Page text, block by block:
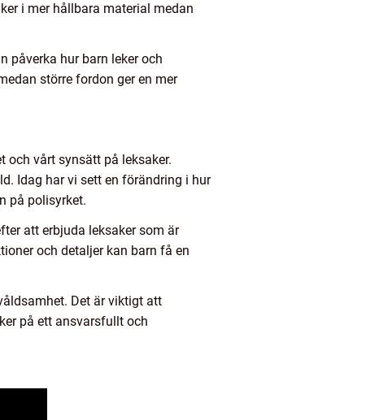
i mer hållbara material medan
påverka hur barn leker och
större fordon ger en mer
och vårt synsätt på leksaker.
Idag har vi sett en förändring i hur
på polisyrket.
att erbjuda leksaker som är
och detaljer kan barn få en
Det är viktigt att
på ett ansvarsfullt och